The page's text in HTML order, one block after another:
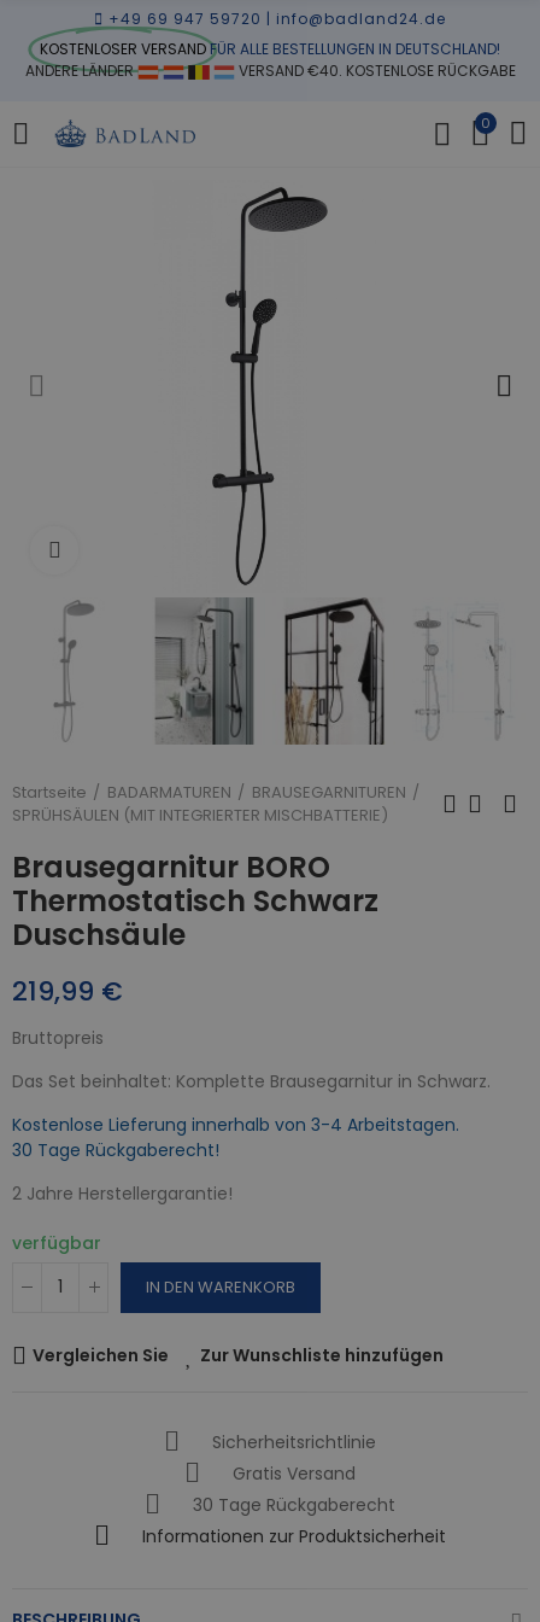
+49 69 947 59720 | info@badland24.de
KOSTENLOSER VERSANDFÜR ALLE BESTELLUNGEN IN DEUTSCHLAND!
ANDERE LÄNDER
VERSAND €40. KOSTENLOSE RÜCKGABE
0
Zum Vergrößern anklicken
Startseite BADARMATUREN
BRAUSEGARNITUREN
SPRÜHSÄULEN (MIT INTEGRIERTER MISCHBATTERIE)
Brausegarnitur BORO
Thermostatisch Schwarz
Duschsäule
219,99 €
Bruttopreis
Das Set beinhaltet: Komplette Brausegarnitur in Schwarz.
Kostenlose Lieferung innerhalb von 3-4 Arbeitstagen.
30 Tage Rückgaberecht!
2 Jahre Herstellergarantie!
verfügbar
IN DEN WARENKORB
Vergleichen Sie Zur Wunschliste hinzufügen
Sicherheitsrichtlinie
Gratis Versand
30 Tage Rückgaberecht
Informationen zur Produktsicherheit